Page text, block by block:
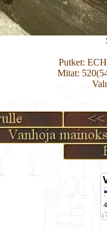
Putket:
Mitat: